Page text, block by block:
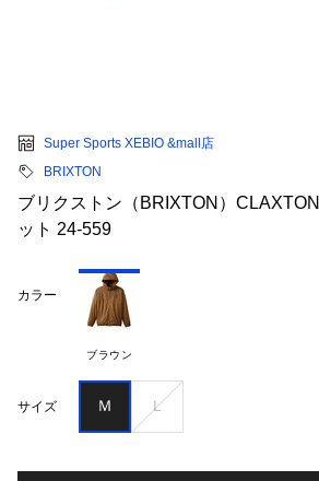
Super Sports XEBIO &mall店
BRIXTON
ブリクストン（BRIXTON）
ット 24-559
カラー
ブラウン
サイズ Ｍ Ｌ